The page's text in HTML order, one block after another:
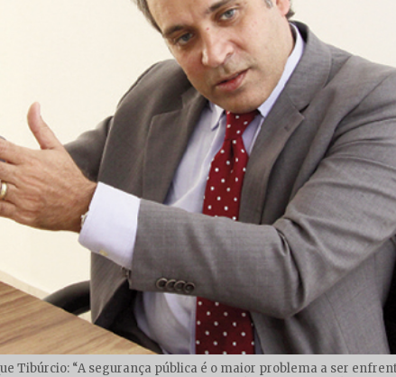
Tibúrcio: “A segurança pública é o maior problema a ser